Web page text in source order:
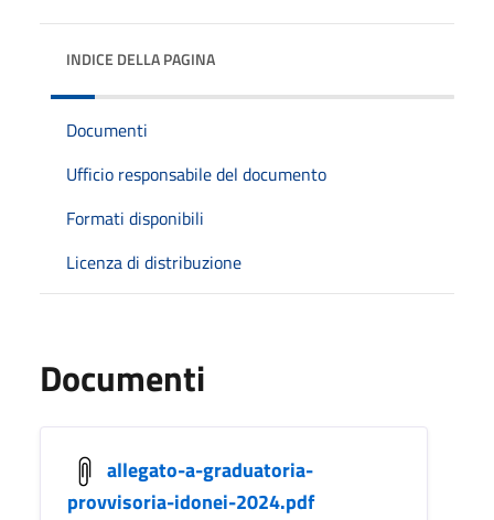
INDICE DELLA PAGINA
Documenti
Ufficio responsabile del documento
Formati disponibili
Licenza di distribuzione
Documenti
allegato-a-graduatoria-
provvisoria-idonei-2024.pdf